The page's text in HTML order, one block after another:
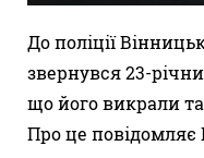
До поліції
звернувся 23-
що його викрали
Про це повідомляє